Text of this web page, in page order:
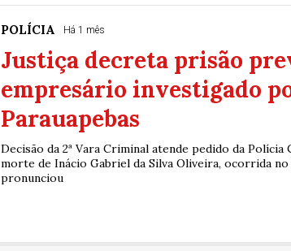
POLÍCIA Há 1 mês
Justiça decreta prisão
empresário investigado
Parauapebas
Decisão da 2ª Vara Criminal atende pedido da
morte de Inácio Gabriel da Silva Oliveira, ocorrida
pronunciou